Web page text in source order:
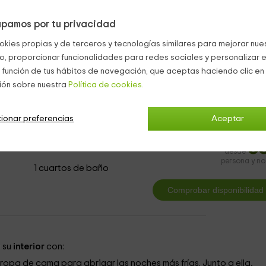
por tu privacidad
propias y de terceros y tecnologías similares para mejorar
proporcionar funcionalidades para redes sociales y personalizar
de tus hábitos de navegación, que aceptas haciendo clic
sobre nuestra Política de cookies.
Aceptar
preferencias
partidas con amigos.
para que no os abraséis al sol mientras coméis.
como los burros.
Valencia Bungalows y Cabañas Albaida
1 cuartos de baño
desde
persona y
interior con:
de cama para abrigar las noches más frías. Junto a ella,